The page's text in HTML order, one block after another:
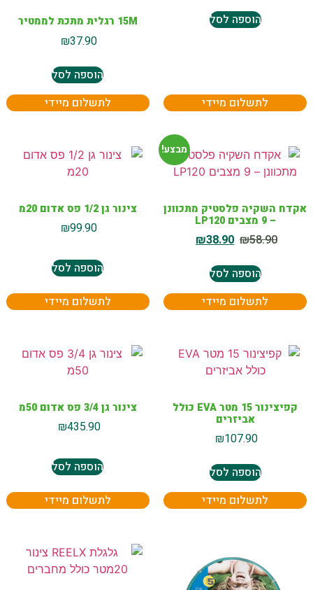
הוספה לסל
לתשלום מיידי
15M רגלית מתכת לממטיר
₪37.90
הוספה לסל
לתשלום מיידי
מבצע!
אקדח השקיה פלסטיק מתכוונן
– 9 מצבים LP120
₪58.90
₪38.90
הוספה לסל
לתשלום מיידי
צינור גן 1/2 פס אדום 20מ
₪99.90
הוספה לסל
לתשלום מיידי
קפיצינור 15 מטר EVA כולל
אביזרים
₪107.90
הוספה לסל
לתשלום מיידי
צינור גן 3/4 פס אדום 50מ
₪435.90
הוספה לסל
לתשלום מיידי